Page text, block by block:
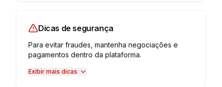
Dicas de segurança
Para evitar fraudes, mantenha negociações e
pagamentos dentro da plataforma.
Exibir mais dicas